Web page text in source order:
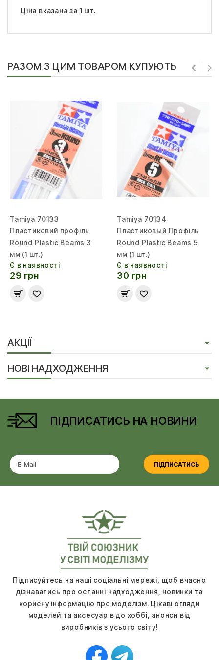
Ціна вказана за 1 шт.
РАЗОМ З ЦИМ ТОВАРОМ КУПУЮТЬ
Tamiya 70133
Пластиковий профіль
Round Plastic Beams 3
мм (1 шт.)
Є в наявності
29 грн
Tamiya 70134
Пластиковый Профіль
Round Plastic Beams 5
мм (1 шт.)
Є в наявності
30 грн
АКЦІЇ
НОВІ НАДХОДЖЕННЯ
ПІДПИСАТИСЬ НА НОВИНИ
ПІДПИСАТИСЬ
Підписуйтесь на наші соціальні мережі, щоб вчасно
дізнаватись про останні надходження, новинки та
корисну інформацію про моделізм. Цікаві огляди
моделей та аксесуарів до хоббі, анонси від
виробників з усього світу!